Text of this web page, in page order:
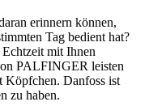
erinnern können,
Tag bedient hat?
mit Ihnen
PALFINGER leisten
Köpfchen. Danfoss ist
zu haben.